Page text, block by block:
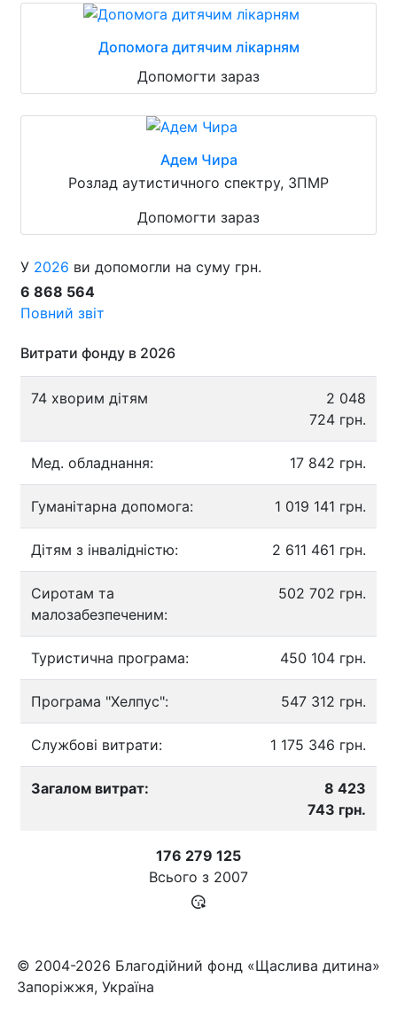
Допомога дитячим лікарням
Допомогти зараз
Адем Чира
Розлад аутистичного спектру, ЗПМР
Допомогти зараз
У 2026 ви допомогли на суму грн.
6 868 564
Повний звіт
Витрати фонду в 2026
74 хворим дітям
2 048
724 грн.
Мед. обладнання: 17 842 грн.
Гуманітарна допомога: 1 019 141 грн.
Дітям з інвалідністю: 2 611 461 грн.
Сиротам та
малозабезпеченим:
502 702 грн.
Туристична програма: 450 104 грн.
Програма "Хелпус": 547 312 грн.
Службові витрати: 1 175 346 грн.
Загалом витрат:
8 423
743 грн.
176 279 125
Всього з 2007
© 2004-2026 Благодійний фонд «Щаслива дитина»
Запоріжжя, Україна